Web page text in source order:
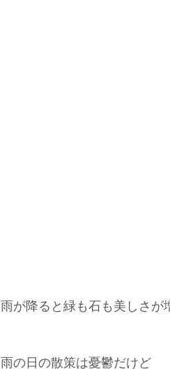
雨が降ると緑も石も美しさが
雨の日の散策は憂鬱だけど